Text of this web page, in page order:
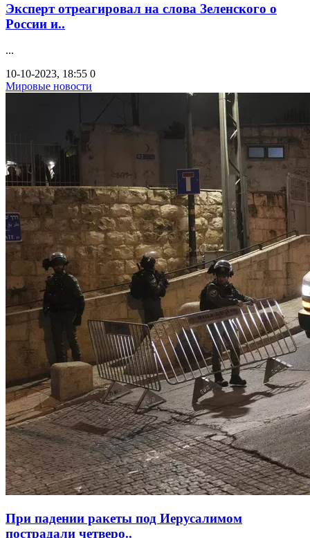
Эксперт отреагировал на слова Зеленского о
России и..
...
10-10-2023, 18:55 0
Мировые новости
При падении ракеты под Иерусалимом
пострадали четверо..